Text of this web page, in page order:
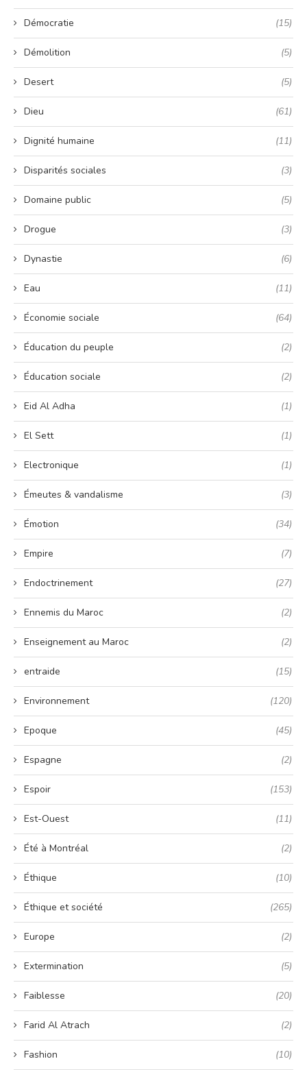
Démocratie (15)
Démolition (5)
Desert (5)
Dieu (61)
Dignité humaine (11)
Disparités sociales (3)
Domaine public (5)
Drogue (3)
Dynastie (6)
Eau (11)
Économie sociale (64)
Éducation du peuple (2)
Éducation sociale (2)
Eid Al Adha (1)
El Sett (1)
Electronique (1)
Émeutes & vandalisme (3)
Émotion (34)
Empire (7)
Endoctrinement (27)
Ennemis du Maroc (2)
Enseignement au Maroc (2)
entraide (15)
Environnement (120)
Epoque (45)
Espagne (2)
Espoir (153)
Est-Ouest (11)
Été à Montréal (2)
Éthique (10)
Éthique et société (265)
Europe (2)
Extermination (5)
Faiblesse (20)
Farid Al Atrach (2)
Fashion (10)